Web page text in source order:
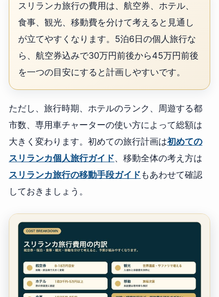
スリランカ旅行の費用は、航空券、ホテル、
食事、観光、移動費を分けて考えると見通し
が立てやすくなります。5泊6日の個人旅行な
ら、航空券込みで30万円前後から45万円前後
を一つの目安にすると計画しやすいです。
ただし、旅行時期、ホテルのランク、周遊する都
市数、専用車チャーターの使い方によって総額は
大きく変わります。初めての旅行計画は初めての
スリランカ個人旅行ガイド、移動全体の考え方は
スリランカ旅行の移動手段ガイドもあわせて確認
しておきましょう。